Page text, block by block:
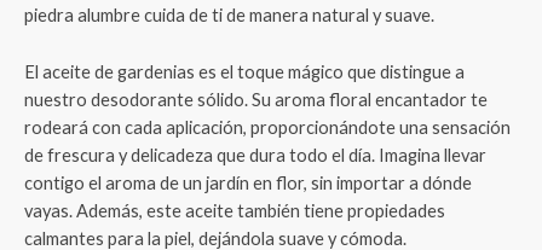
piedra alumbre cuida de ti de manera natural y suave.
El aceite de gardenias es el toque mágico que distingue a
nuestro desodorante sólido. Su aroma floral encantador te
rodeará con cada aplicación, proporcionándote una sensación
de frescura y delicadeza que dura todo el día. Imagina llevar
contigo el aroma de un jardín en flor, sin importar a dónde
vayas. Además, este aceite también tiene propiedades
calmantes para la piel, dejándola suave y cómoda.